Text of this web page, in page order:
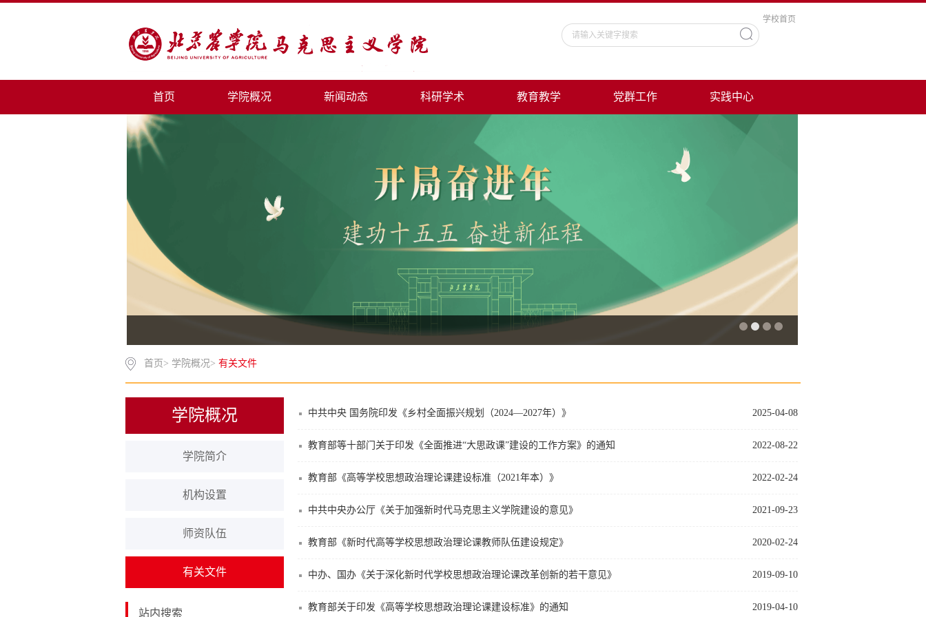
学校首页
首页 学院概况 新闻动态 科研学术 教育教学 党群工作 实践中心
首页 > 学院概况> 有关文件
学院概况
学院简介
机构设置
师资队伍
有关文件
站内搜索
2025-04-08
中共中央 国务院印发《乡村全面振兴规划（2024—2027年）》
2022-08-22
教育部等十部门关于印发《全面推进“大思政课”建设的工作方案》的通知
2022-02-24
教育部《高等学校思想政治理论课建设标准（2021年本）》
2021-09-23
中共中央办公厅《关于加强新时代马克思主义学院建设的意见》
2020-02-24
教育部《新时代高等学校思想政治理论课教师队伍建设规定》
2019-09-10
中办、国办《关于深化新时代学校思想政治理论课改革创新的若干意见》
2019-04-10
教育部关于印发《高等学校思想政治理论课建设标准》的通知